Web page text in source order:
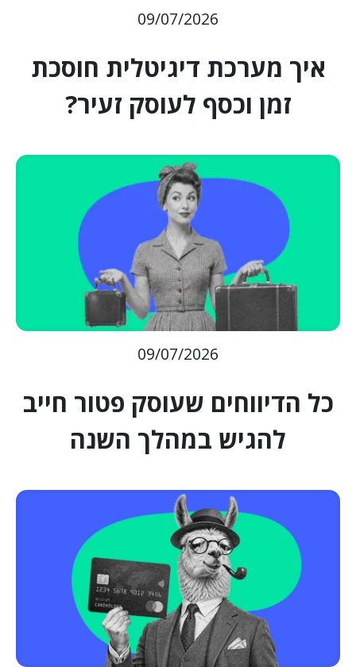
09/07/2026
איך מערכת דיגיטלית חוסכת
זמן וכסף לעוסק זעיר?
09/07/2026
כל הדיווחים שעוסק פטור חייב
להגיש במהלך השנה